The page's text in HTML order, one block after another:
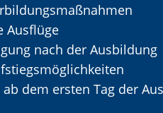
Ausflüge
nach der Ausbildung
dem ersten Tag der